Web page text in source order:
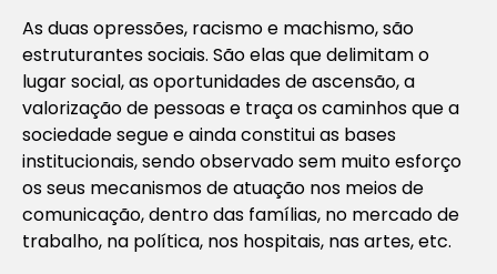
As duas opressões, racismo e machismo, são
estruturantes sociais. São elas que delimitam o
lugar social, as oportunidades de ascensão, a
valorização de pessoas e traça os caminhos que a
sociedade segue e ainda constitui as bases
institucionais, sendo observado sem muito esforço
os seus mecanismos de atuação nos meios de
comunicação, dentro das famílias, no mercado de
trabalho, na política, nos hospitais, nas artes, etc.